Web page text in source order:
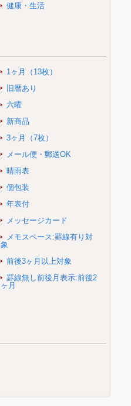
健康・生活
1ヶ月（13枚）
旧暦あり
六曜
新商品
3ヶ月（7枚）
メール便・郵送OK
晴雨表
個包装
年表付
メッセージカード
メモスペース:罫線有り対
象
前後3ヶ月以上対象
罫線無し前後月表示:前後2
ヶ月